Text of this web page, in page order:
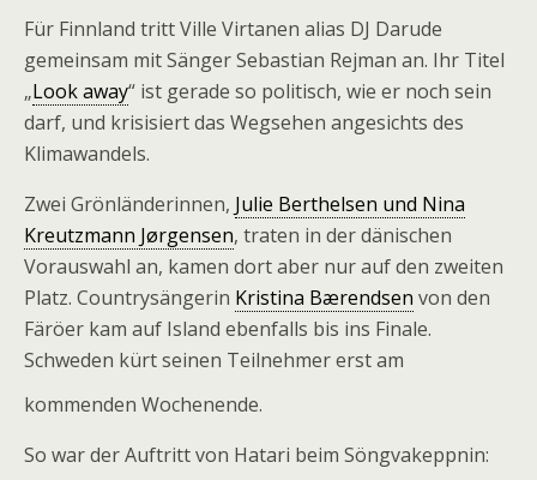
Für Finnland tritt Ville Virtanen alias DJ Darude
gemeinsam mit Sänger Sebastian Rejman an. Ihr Titel
„Look away“ ist gerade so politisch, wie er noch sein
darf, und krisisiert das Wegsehen angesichts des
Klimawandels.
Zwei Grönländerinnen, Julie Berthelsen und Nina
Kreutzmann Jørgensen, traten in der dänischen
Vorauswahl an, kamen dort aber nur auf den zweiten
Platz. Countrysängerin Kristina Bærendsen von den
Färöer kam auf Island ebenfalls bis ins Finale.
Schweden kürt seinen Teilnehmer erst am
kommenden Wochenende.
So war der Auftritt von Hatari beim Söngvakeppnin: